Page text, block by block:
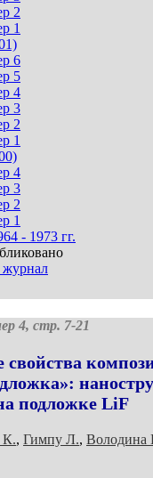
2
1
6
5
4
3
2
1
4
3
2
1
- 1973 гг.
4, стр. 7-21
свойства
подложке LiF
К., Гимпу Л., Володина